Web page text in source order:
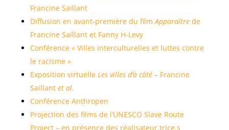
Francine Saillant
Diffusion en avant-première du film Apparaîtrede
Francine Saillant et Fanny H-Levy
Conférence « Villes interculturelles et luttes contre
le racisme »
Exposition virtuelle Les villes d’à côté– Francine
Saillant et al.
Conférence Anthropen
Projection des films de l’UNESCO Slave Route
Project – en présence des réalisateur.trice.s